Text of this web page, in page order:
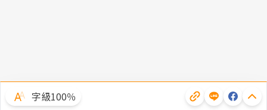
字級100％